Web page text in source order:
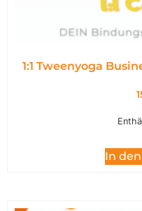
1:1 Tweenyoga
In